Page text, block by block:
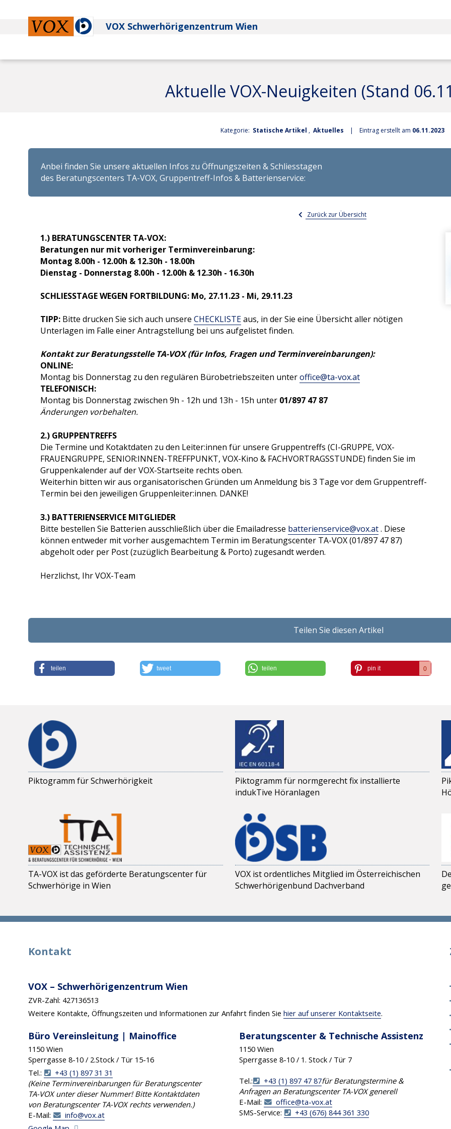
VOX Schwerhörigenzentrum Wien
Termine
Interne Termine
Externe Termine
VOX Spezial-Events
Vereine
Behinderung, Soziales & Jobservicestellen
Medien
Ausland
Die Organisation
Leitbild
Vereins- &
Ehrenamtlicher Vorstand
Suchen
Aktuelle VOX-Neuigkeiten (Stand
Kategorie: Statische Artikel , Aktuelles | Eintrag erstellt am 06.11.2023
Anbei finden Sie unsere aktuellen Infos zu Öffnungszeiten & Schliesstagen
des Beratungscenters TA-VOX, Gruppentreff-Infos & Batterienservice:
Zurück zur Übersicht
1.) BERATUNGSCENTER TA-VOX:
Beratungen nur mit vorheriger Terminvereinbarung:
Montag 8.00h - 12.00h & 12.30h - 18.00h
Dienstag - Donnerstag 8.00h - 12.00h & 12.30h - 16.30h
SCHLIESSTAGE WEGEN FORTBILDUNG: Mo, 27.11.23 - Mi, 29.11.23
TIPP: Bitte drucken Sie sich auch unsere CHECKLISTEaus, in der Sie eine Übersicht aller nötigen
Unterlagen im Falle einer Antragstellung bei uns aufgelistet finden.
Kontakt zur Beratungsstelle TA-VOX (für Infos, Fragen und Terminvereinbarungen):
ONLINE:
Montag bis Donnerstag zu den regulären Bürobetriebszeiten unteroffice@ta-vox.at
TELEFONISCH:
Montag bis Donnerstag zwischen 9h - 12h und 13h - 15h unter 01/897 47 87
Änderungen vorbehalten.
2.) GRUPPENTREFFS
Die Termine und Kotaktdaten zu den Leiter:innen für unsere Gruppentreffs (CI-GRUPPE, VOX-
FRAUENGRUPPE, SENIOR:INNEN-TREFFPUNKT, VOX-Kino & FACHVORTRAGSSTUNDE) finden Sie im
Gruppenkalender auf der VOX-Startseite rechts oben.
Weiterhin bitten wir aus organisatorischen Gründen um Anmeldung bis 3 Tage vor dem Gruppentreff-
Termin bei den jeweiligen Gruppenleiter:innen. DANKE!
3.) BATTERIENSERVICE MITGLIEDER
Bitte bestellen Sie Batterien ausschließlich über die Emailadresse batterienservice@vox.at. Diese
können entweder mit vorher ausgemachtem Termin im Beratungscenter TA-VOX (01/897 47 87)
abgeholt oder per Post (zuzüglich Bearbeitung & Porto) zugesandt werden.
Herzlichst, Ihr VOX-Team
Teilen Sie diesen Artikel
teilen tweet teilen pin it 0
Piktogramm für Schwerhörigkeit
Piktogramm für normgerecht fix installierte
indukTive Höranlagen
TA-VOX ist das geförderte Beratungscenter für
Schwerhörige in Wien
VOX ist ordentliches Mitglied im Österreichischen
Schwerhörigenbund Dachverband
Kontakt
VOX – Schwerhörigenzentrum Wien
ZVR-Zahl: 427136513
Weitere Kontakte, Öffnungszeiten und Informationen zur Anfahrt finden Sie hier auf unserer Kontaktseite.
Büro Vereinsleitung | Mainoffice
1150 Wien
Sperrgasse 8-10 / 2.Stock / Tür 15-16
Tel.:
+43 (1) 897 31 31
(Keine Terminvereinbarungen für Beratungscenter
TA-VOX unter dieser Nummer! Bitte Kontaktdaten
von Beratungscenter TA-VOX rechts verwenden.)
E-Mail:
info@vox.at
Beratungscenter & Technische Assistenz
1150 Wien
Sperrgasse 8-10 / 1. Stock / Tür 7
Tel.: +43 (1) 897 47 87für Beratungstermine &
Anfragen an Beratungscenter TA-VOX generell
E-Mail:
office@ta-vox.at
SMS-Service:
+43 (676) 844 361 330